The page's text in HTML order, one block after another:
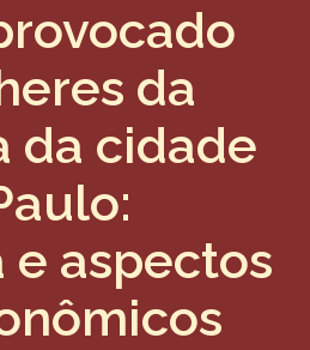
da
da cidade
aspectos